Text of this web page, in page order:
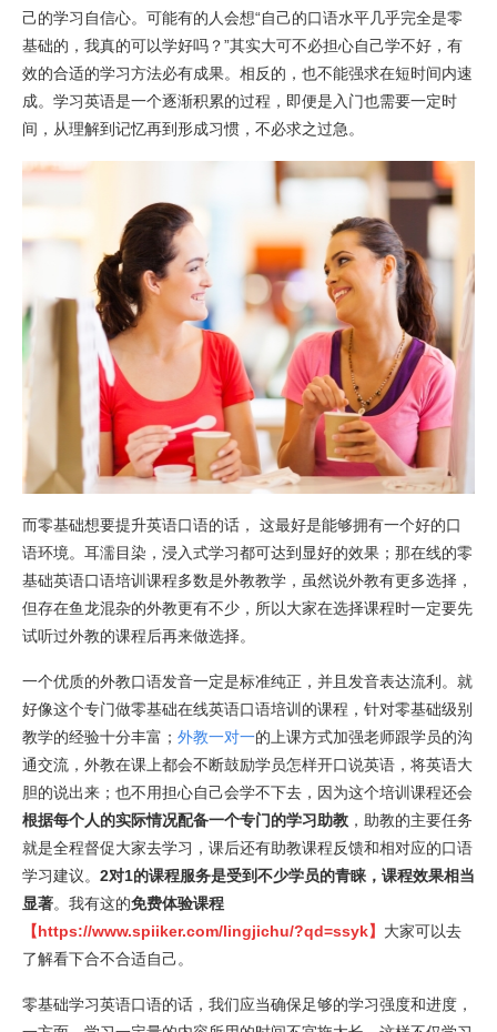
己的学习自信心。可能有的人会想“自己的口语水平几乎完全是零
基础的，我真的可以学好吗？”其实大可不必担心自己学不好，有
效的合适的学习方法必有成果。相反的，也不能强求在短时间内速
成。学习英语是一个逐渐积累的过程，即便是入门也需要一定时
间，从理解到记忆再到形成习惯，不必求之过急。
而零基础想要提升英语口语的话， 这最好是能够拥有一个好的口
语环境。耳濡目染，浸入式学习都可达到显好的效果；那在线的零
基础英语口语培训课程多数是外教教学，虽然说外教有更多选择，
但存在鱼龙混杂的外教更有不少，所以大家在选择课程时一定要先
试听过外教的课程后再来做选择。
一个优质的外教口语发音一定是标准纯正，并且发音表达流利。就
好像这个专门做零基础在线英语口语培训的课程，针对零基础级别
教学的经验十分丰富； 外教一对一的上课方式加强老师跟学员的沟
通交流，外教在课上都会不断鼓励学员怎样开口说英语，将英语大
胆的说出来；也不用担心自己会学不下去，因为这个培训课程还会
根据每个人的实际情况配备一个专门的学习助教 ，助教的主要任务
就是全程督促大家去学习，课后还有助教课程反馈和相对应的口语
学习建议。 2对1的课程服务是受到不少学员的青睐，课程效果相当
显著。我有这的免费体验课程
【https://www.spiiker.com/lingjichu/?qd=ssyk】 大家可以去
了解看下合不合适自己。
零基础学习英语口语的话，我们应当确保足够的学习强度和进度，